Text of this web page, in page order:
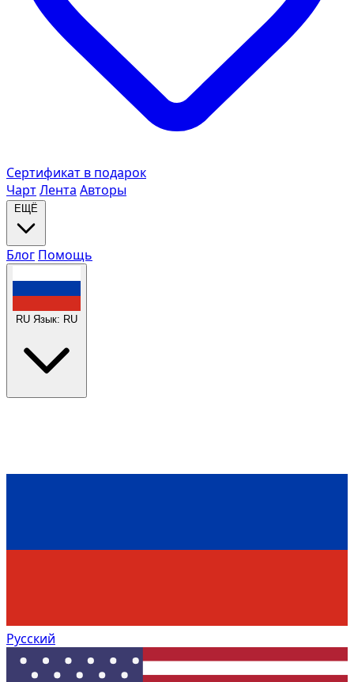
Сертификат в подарок
ЧартЛента Авторы
ЕЩЁ
Блог Помощь
RU Язык: RU
Русский